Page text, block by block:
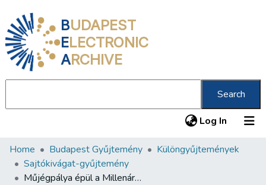
BUDAPEST
ELECTRONIC
ARCHIVE
Search
Log In (current)
Communities & Collections
All of DSpace
Home Budapest Gyűjtemény
Különgyűjtemények
Sajtókivágat-gyűjtemény
Műjégpálya épül a Millenárison